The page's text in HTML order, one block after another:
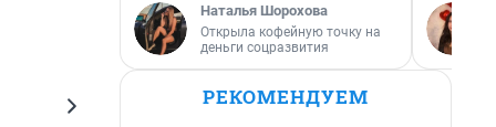
Наталья Шорохова
Открыла кофейную точку на
деньги соцразвития
РЕКОМЕНДУЕМ